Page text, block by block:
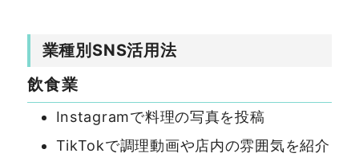
業種別SNS活用法
飲食業
Instagramで料理の写真を投稿
TikTokで調理動画や店内の雰囲気を紹介